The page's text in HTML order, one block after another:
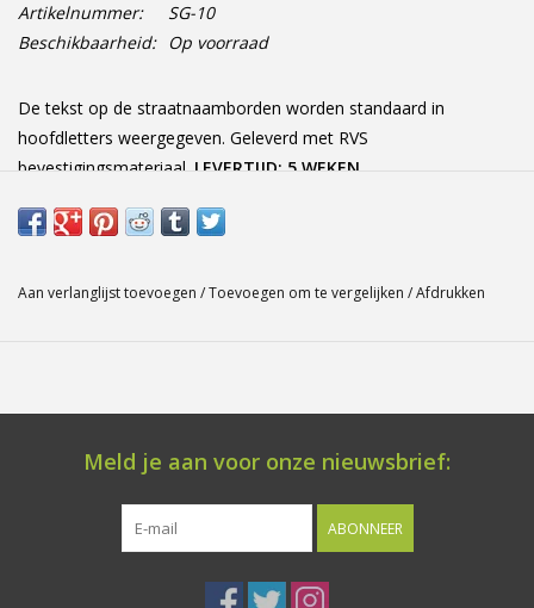
Artikelnummer:
SG-10
Beschikbaarheid: Op voorraad
De tekst op de straatnaamborden worden standaard in
hoofdletters weergegeven. Geleverd met RVS
bevestigingsmateriaal. LEVERTIJD: 5 WEKEN
Aan verlanglijst toevoegen /Toevoegen om te vergelijken /Afdrukken
Meld je aan voor onze nieuwsbrief:
ABONNEER